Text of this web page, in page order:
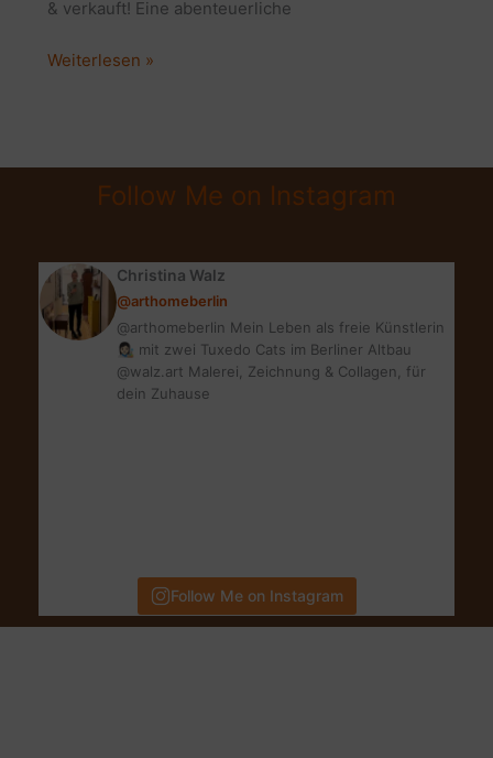
& verkauft! Eine abenteuerliche
HOME
WOHNUNG
KAUFEN
Weiterlesen »
Follow Me on Instagram
Christina Walz
@arthomeberlin
@arthomeberlin Mein Leben als freie Künstlerin
👩🏻‍🎨 mit zwei Tuxedo Cats im Berliner Altbau
@walz.art Malerei, Zeichnung & Collagen, für
dein Zuhause
Follow Me on Instagram